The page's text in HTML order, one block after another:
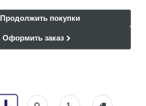
Продолжить покупки
Оформить заказ